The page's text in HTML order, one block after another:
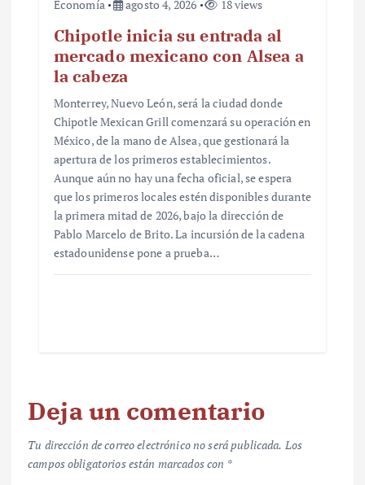
Economía agosto 4, 2026 18 views
Chipotle inicia su entrada al
mercado mexicano con Alsea a
la cabeza
Monterrey, Nuevo León, será la ciudad donde
Chipotle Mexican Grill comenzará su operación en
México, de la mano de Alsea, que gestionará la
apertura de los primeros establecimientos.
Aunque aún no hay una fecha oficial, se espera
que los primeros locales estén disponibles durante
la primera mitad de 2026, bajo la dirección de
Pablo Marcelo de Brito. La incursión de la cadena
estadounidense pone a prueba…
Deja un comentario
Tu dirección de correo electrónico no será publicada. Los
campos obligatorios están marcados con *